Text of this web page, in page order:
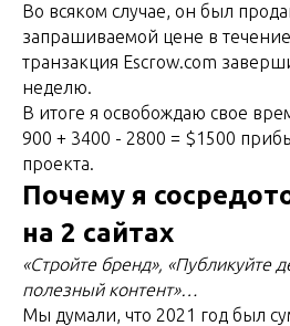
Во всяком случае, он был
запрашиваемой цене в
транзакция Escrow.com
неделю.
В итоге я освобождаю свое
900 + 3400 - 2800 = $1500
проекта.
Почему я
на 2 сайтах
«Стройте бренд», «Публикуйте
полезный контент»…
Мы думали, что 2021 год был